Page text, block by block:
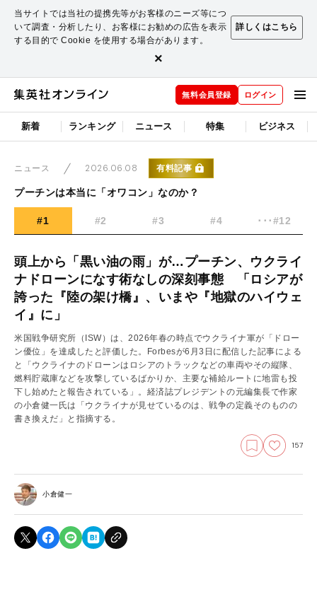
当サイトでは当社の提携先等がお客様のニーズ等につ
いて調査・分析したり、お客様にお勧めの広告を表示
する目的で Cookie を使用する場合があります。
詳しくはこちら
×
無料会員登録 ログイン
新着 ランキング ニュース 特集 ビジネス
ニュース 2026.06.08 有料記事
プーチンは本当に「オワコン」なのか？
#1 #2 #3 #4 ･･･#12
頭上から「黒い油の雨」が…プーチン、ウクライ
ナドローンになす術なしの深刻事態 「ロシアが
誇った『陸の架け橋』、いまや『地獄のハイウェ
イ』に」
米国戦争研究所（ISW）は、2026年春の時点でウクライナ軍が「ドロー
ン優位」を達成したと評価した。Forbesが6月3日に配信した記事による
と「ウクライナのドローンはロシアのトラックなどの車両やその縦隊、
燃料貯蔵庫などを攻撃しているばかりか、主要な補給ルートに地雷も投
下し始めたと報告されている」。経済誌プレジデントの元編集長で作家
の小倉健一氏は「ウクライナが見せているのは、戦争の定義そのものの
書き換えだ」と指摘する。
157
小倉健一